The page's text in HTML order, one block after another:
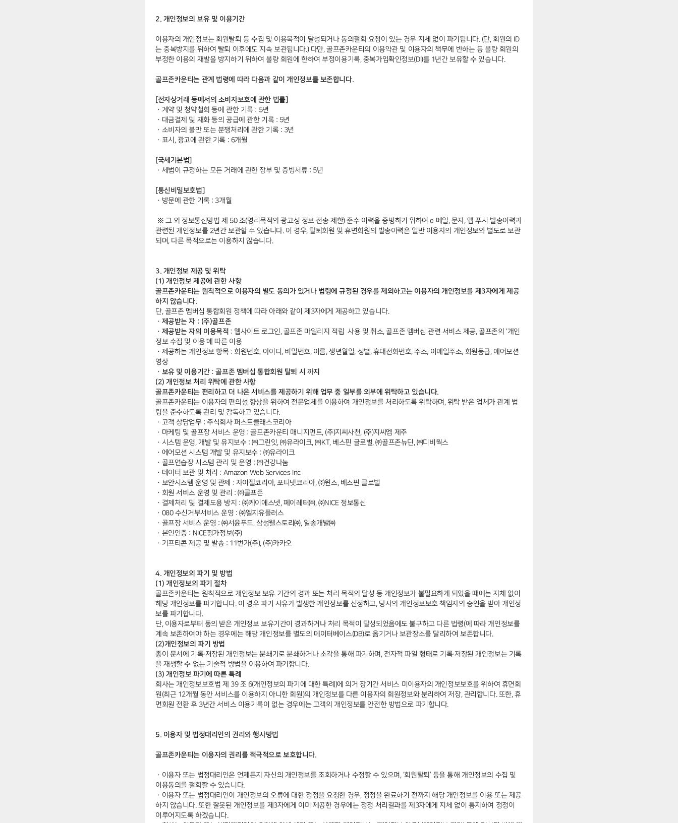
2. 개인정보의 보유 및 이용기간
이용자의 개인정보는 회원탈퇴 등 수집 및 이용목적이 달성되거나 동의철회 요청이 있는 경우 지체 없이 파기됩니다. (단, 회원의 ID
는 중복방지를 위하여 탈퇴 이후에도 지속 보관됩니다.) 다만, 골프존카운티의 이용약관 및 이용자의 책무에 반하는 등 불량 회원의
부정한 이용의 재발을 방지하기 위하여 불량 회원에 한하여 부정이용기록, 중복가입확인정보(DI)를 1년간 보유할 수 있습니다.
골프존카운티는 관계 법령에 따라 다음과 같이 개인정보를 보존합니다.
[전자상거래 등에서의 소비자보호에 관한 법률]
ㆍ 계약 및 청약철회 등에 관한 기록 : 5년
ㆍ 대금결제 및 재화 등의 공급에 관한 기록 : 5년
ㆍ 소비자의 불만 또는 분쟁처리에 관한 기록 : 3년
ㆍ 표시, 광고에 관한 기록 : 6개월
[국세기본법]
ㆍ 세법이 규정하는 모든 거래에 관한 장부 및 증빙서류 : 5년
[통신비밀보호법]
ㆍ 방문에 관한 기록 : 3개월
※ 그 외 정보통신망법 제 50 조(영리목적의 광고성 정보 전송 제한) 준수 이력을 증빙하기 위하여 e 메일, 문자, 앱 푸시 발송이력과
관련된 개인정보를 2년간 보관할 수 있습니다. 이 경우, 탈퇴회원 및 휴면회원의 발송이력은 일반 이용자의 개인정보와 별도로 보관
되며, 다른 목적으로는 이용하지 않습니다.
3. 개인정보 제공 및 위탁
(1) 개인정보 제공에 관한 사항
골프존카운티는 원칙적으로 이용자의 별도 동의가 있거나 법령에 규정된 경우를 제외하고는 이용자의 개인정보를 제3자에게 제공
하지 않습니다.
단, 골프존 멤버십 통합회원 정책에 따라 아래와 같이 제3자에게 제공하고 있습니다.
ㆍ제공받는 자 : (주)골프존
ㆍ제공받는 자의 이용목적 : 웹사이트 로그인, 골프존 마일리지 적립 사용 및 취소, 골프존 멤버십 관련 서비스 제공, 골프존의 '개인
정보 수집 및 이용'에 따른 이용
ㆍ 제공하는 개인정보 항목 : 회원번호, 아이디, 비밀번호, 이름, 생년월일, 성별, 휴대전화번호, 주소, 이메일주소, 회원등급, 에어모션
영상
ㆍ보유 및 이용기간 : 골프존 멤버십 통합회원 탈퇴 시 까지
(2) 개인정보 처리 위탁에 관한 사항
골프존카운티는 편리하고 더 나은 서비스를 제공하기 위해 업무 중 일부를 외부에 위탁하고 있습니다.
골프존카운티는 이용자의 편의성 향상을 위하여 전문업체를 이용하여 개인정보를 처리하도록 위탁하며, 위탁 받은 업체가 관계 법
령을 준수하도록 관리 및 감독하고 있습니다.
ㆍ 고객 상담업무 : 주식회사 퍼스트클래스코리아
ㆍ 마케팅 및 골프장 서비스 운영 : 골프존카운티 매니지먼트, (주)지씨사천, (주)지씨엠 제주
ㆍ 시스템 운영, 개발 및 유지보수 : ㈜그린잇, ㈜유라이크, ㈜KT, 베스핀 글로벌, ㈜골프존뉴딘, ㈜디비웍스
ㆍ 에어모션 시스템 개발 및 유지보수 : ㈜유라이크
ㆍ 골프연습장 시스템 관리 및 운영 : ㈜건강나눔
ㆍ 데이터 보관 및 처리 : Amazon Web Services Inc
ㆍ 보안시스템 운영 및 관제 : 자이젤코리아, 포티넷코리아, ㈜윈스, 베스핀 글로벌
ㆍ 회원 서비스 운영 및 관리 : ㈜골프존
ㆍ 결제처리 및 결제도용 방지 : ㈜케이에스넷, 페이레터㈜, ㈜NICE 정보통신
ㆍ 080 수신거부서비스 운영 : ㈜엘지유플러스
ㆍ 골프장 서비스 운영 : ㈜서윤푸드, 삼성웰스토리㈜, 일송개발㈜
ㆍ 본인인증 : NICE평가정보(주)
ㆍ 기프티콘 제공 및 발송 : 11번가(주), (주)카카오
4. 개인정보의 파기 및 방법
(1) 개인정보의 파기 절차
골프존카운티는 원칙적으로 개인정보 보유 기간의 경과 또는 처리 목적의 달성 등 개인정보가 불필요하게 되었을 때에는 지체 없이
해당 개인정보를 파기합니다. 이 경우 파기 사유가 발생한 개인정보를 선정하고, 당사의 개인정보보호 책임자의 승인을 받아 개인정
보를 파기합니다.
단, 이용자로부터 동의 받은 개인정보 보유기간이 경과하거나 처리 목적이 달성되었음에도 불구하고 다른 법령(에 따라 개인정보를
계속 보존하여야 하는 경우에는 해당 개인정보를 별도의 데이터베이스(DB)로 옮기거나 보관장소를 달리하여 보존합니다.
(2)개인정보의 파기 방법
종이 문서에 기록∙저장된 개인정보는 분쇄기로 분쇄하거나 소각을 통해 파기하며, 전자적 파일 형태로 기록∙저장된 개인정보는 기록
을 재생할 수 없는 기술적 방법을 이용하여 파기합니다.
(3) 개인정보 파기에 따른 특례
회사는 개인정보보호법 제 39 조 6(개인정보의 파기에 대한 특례)에 의거 장기간 서비스 미이용자의 개인정보보호를 위하여 휴면회
원(최근 12개월 동안 서비스를 이용하지 아니한 회원)의 개인정보를 다른 이용자의 회원정보와 분리하여 저장, 관리합니다. 또한, 휴
면회원 전환 후 3년간 서비스 이용기록이 없는 경우에는 고객의 개인정보를 안전한 방법으로 파기합니다.
5. 이용자 및 법정대리인의 권리와 행사방법
골프존카운티는 이용자의 권리를 적극적으로 보호합니다.
ㆍ 이용자 또는 법정대리인은 언제든지 자신의 개인정보를 조회하거나 수정할 수 있으며, ‘회원탈퇴’ 등을 통해 개인정보의 수집 및
이용동의를 철회할 수 있습니다.
ㆍ 이용자 또는 법정대리인이 개인정보의 오류에 대한 정정을 요청한 경우, 정정을 완료하기 전까지 해당 개인정보를 이용 또는 제공
하지 않습니다. 또한 잘못된 개인정보를 제3자에게 이미 제공한 경우에는 정정 처리결과를 제3자에게 지체 없이 통지하여 정정이
이루어지도록 하겠습니다.